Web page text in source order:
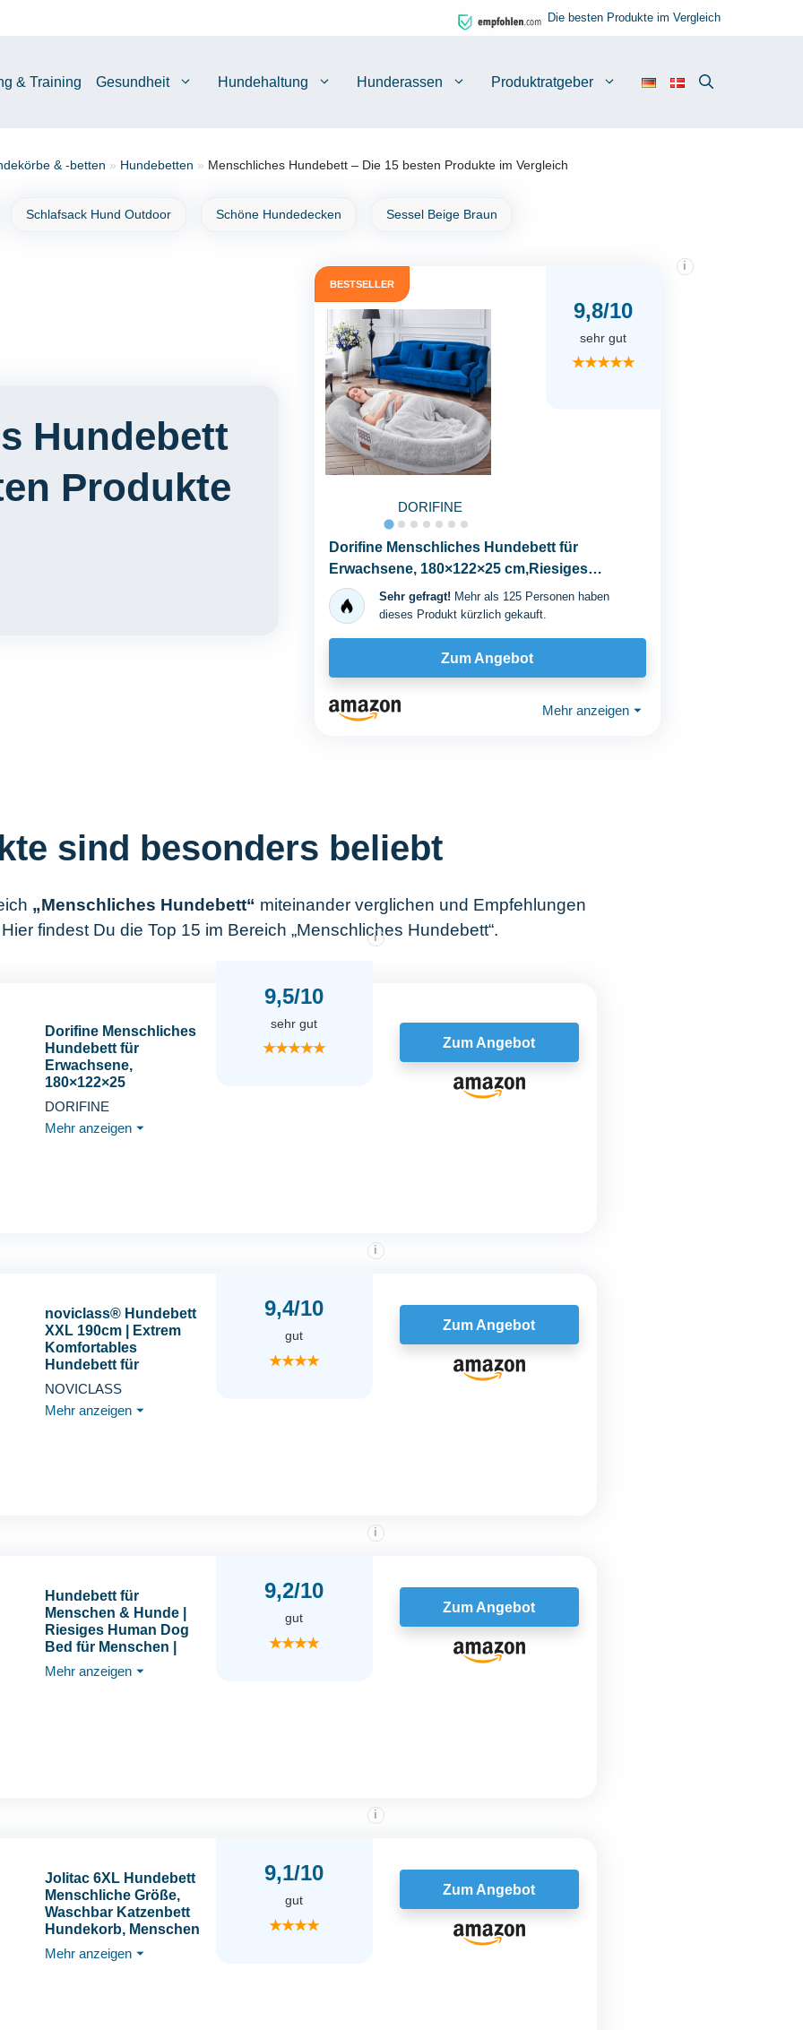
Die besten Produkte im Vergleich
& Training Gesundheit Hundehaltung Hunderassen Produktratgeber
& -betten » Hundebetten » Menschliches Hundebett – Die 15 besten Produkte im Vergleich
Schlafsack Hund Outdoor Schöne Hundedecken Sessel Beige Braun
Hundebett
Produkte
BESTSELLER
DORIFINE
9,8/10
i
sehr gut
★★★★★
Dorifine Menschliches Hundebett für
Erwachsene, 180×122×25 cm,Riesiges
Sitzsack-Bett mit Decke...
Sehr gefragt! Mehr als 125 Personen haben
dieses Produkt kürzlich gekauft.
Zum Angebot
Mehr anzeigen ⏷
sind besonders beliebt
„Menschliches Hundebett“ miteinander verglichen und Empfehlungen
findest Du die Top 15 im Bereich „Menschliches Hundebett“.
Dorifine Menschliches
Hundebett für
Erwachsene,
180×122×25
cm,Riesiges Sitzsack-
Bett mit Decke,
Waschbares Kunstpelz
DORIFINE
Mehr anzeigen ⏷
9,5/10
i
sehr gut
★★★★★ Zum Angebot
noviclass® Hundebett
XXL 190cm | Extrem
Komfortables
Hundebett für
Menschen | Für Grosse
Hunde | Memory-Foam
Orthopädische
NOVICLASS
Mehr anzeigen ⏷
9,4/10
i
gut
★★★★
Zum Angebot
Hundebett für
Menschen & Hunde |
Riesiges Human Dog
Bed für Menschen |
Warmes & bequemes
Beanbag Bed |
Mehr anzeigen ⏷
9,2/10
i
gut
★★★★
Zum Angebot
Jolitac 6XL Hundebett
Menschliche Größe,
Waschbar Katzenbett
Hundekorb, Menschen
Haustierbett für Sie und
Ihr Haustier,
Mehr anzeigen ⏷
9,1/10
i
gut
★★★★
Zum Angebot